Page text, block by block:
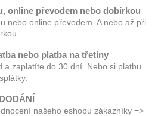
online převodem nebo dobírkou
nebo online převodem. A nebo až při
nebo platba na třetiny
a zaplatíte do 30 dní. Nebo si platbu
našeho eshopu zákazníky =>